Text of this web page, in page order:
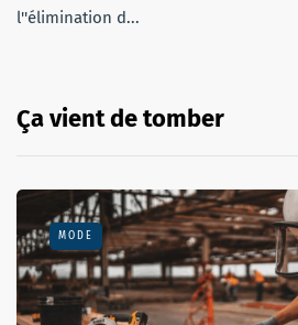
l''élimination d...
Ça vient de tomber
MODE